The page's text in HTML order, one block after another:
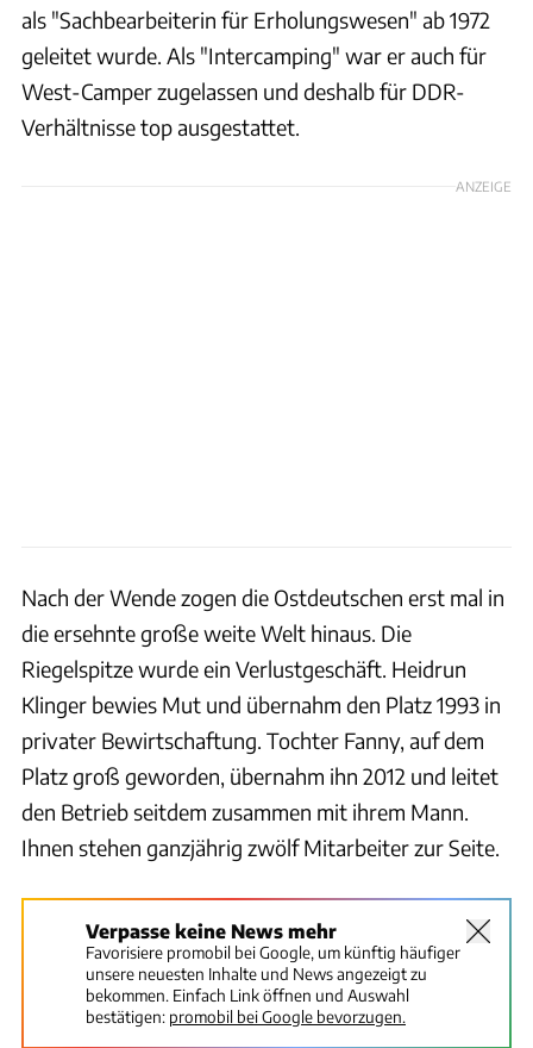
als "Sachbearbeiterin für Erholungswesen" ab 1972
geleitet wurde. Als "Intercamping" war er auch für
West-Camper zugelassen und deshalb für DDR-
Verhältnisse top ausgestattet.
ANZEIGE
Nach der Wende zogen die Ostdeutschen erst mal in
die ersehnte große weite Welt hinaus. Die
Riegelspitze wurde ein Verlustgeschäft. Heidrun
Klinger bewies Mut und übernahm den Platz 1993 in
privater Bewirtschaftung. Tochter Fanny, auf dem
Platz groß geworden, übernahm ihn 2012 und leitet
den Betrieb seitdem zusammen mit ihrem Mann.
Ihnen stehen ganzjährig zwölf Mitarbeiter zur Seite.
Verpasse keine News mehr
Favorisiere promobil bei Google, um künftig häufiger
unsere neuesten Inhalte und News angezeigt zu
bekommen. Einfach Link öffnen und Auswahl
bestätigen: promobil bei Google bevorzugen.